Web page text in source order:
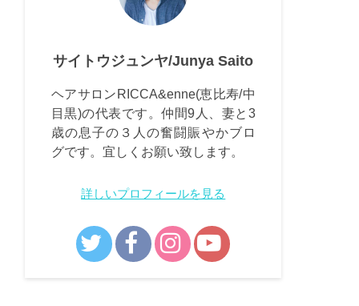
サイトウジュンヤ/Junya Saito
ヘアサロンRICCA&enne(恵比寿/中
目黒)の代表です。仲間9人、妻と3
歳の息子の３人の奮闘賑やかブロ
グです。宜しくお願い致します。
詳しいプロフィールを見る